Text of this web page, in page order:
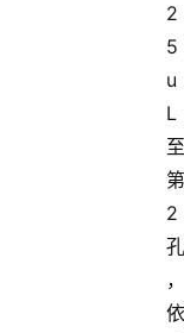
2
5
u
L
至
第
2
孔
，
依